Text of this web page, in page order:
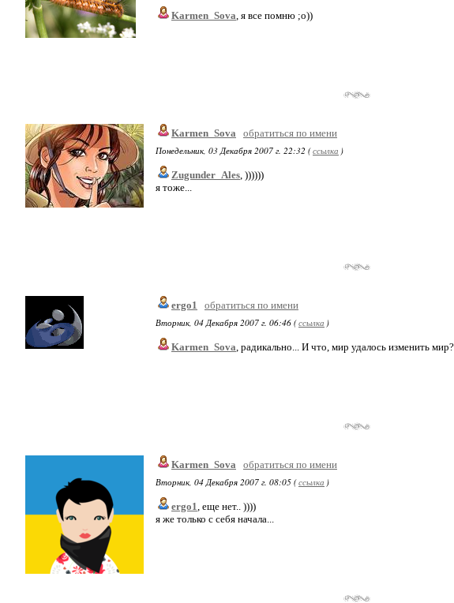
Karmen_Sova, я все помню ;о))
Karmen_Sova
обратиться по имени
Понедельник, 03 Декабря 2007 г. 22:32 (ссылка )
Zugunder_Ales, ))))))
я тоже...
ergo1
обратиться по имени
Вторник, 04 Декабря 2007 г. 06:46 (ссылка )
Karmen_Sova, радикально... И что, мир удалось изменить
Karmen_Sova
обратиться по имени
Вторник, 04 Декабря 2007 г. 08:05 (ссылка )
ergo1, еще нет.. ))))
я же только с себя начала...